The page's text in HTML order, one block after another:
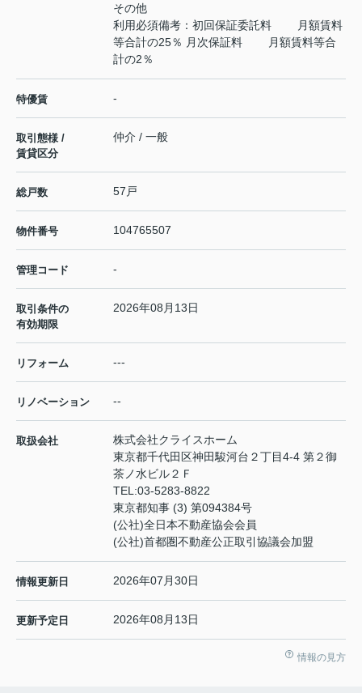
その他
利用必須備考：初回保証委託料 月額賃料
等合計の25％ 月次保証料 月額賃料等合
計の2％
特優賃 -
取引態様 /
賃貸区分
仲介 / 一般
総戸数 57戸
物件番号 104765507
管理コード -
取引条件の
有効期限
2026年08月13日
リフォーム ---
リノベーション --
取扱会社
株式会社クライスホーム
東京都千代田区神田駿河台２丁目4-4 第２御
茶ノ水ビル２Ｆ
TEL:03-5283-8822
東京都知事 (3) 第094384号
(公社)全日本不動産協会会員
(公社)首都圏不動産公正取引協議会加盟
情報更新日 2026年07月30日
更新予定日 2026年08月13日
情報の見方